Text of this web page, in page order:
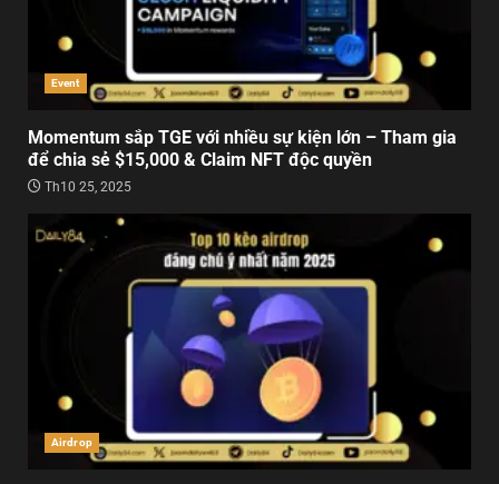
Event
Momentum sắp TGE với nhiều sự kiện lớn – Tham gia
để chia sẻ $15,000 & Claim NFT độc quyền
Th10 25, 2025
Airdrop